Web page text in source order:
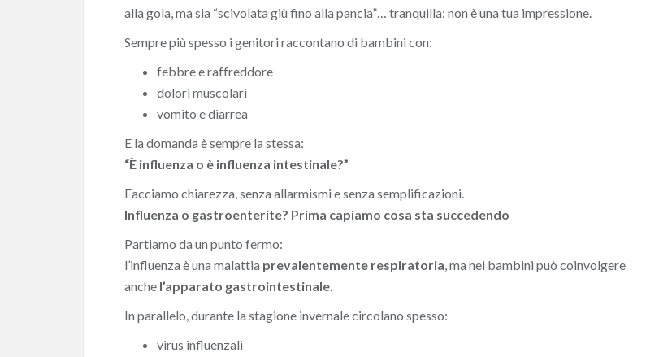
alla gola, ma sia “scivolata giù fino alla pancia”… tranquilla: non è una tua impressione.
Sempre più spesso i genitori raccontano di bambini con:
febbre e raffreddore
dolori muscolari
vomito e diarrea
E la domanda è sempre la stessa:
“È influenza o è influenza intestinale?”
Facciamo chiarezza, senza allarmismi e senza semplificazioni.
Influenza o gastroenterite? Prima capiamo cosa sta succedendo
Partiamo da un punto fermo:
l’influenza è una malattia prevalentemente respiratoria, ma nei bambini può coinvolgere
anche l’apparato gastrointestinale.
In parallelo, durante la stagione invernale circolano spesso:
virus influenzali